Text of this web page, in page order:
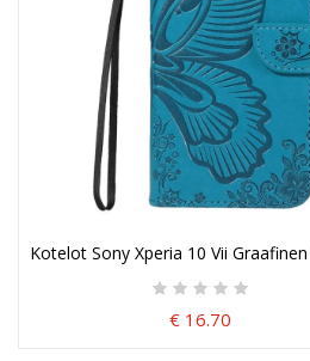
Kotelot Sony Xperia 10 Vii
€ 16.70